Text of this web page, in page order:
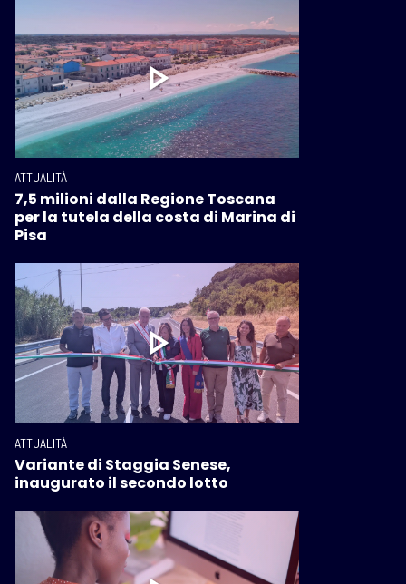
ATTUALITÀ
7,5 milioni dalla Regione Toscana
per la tutela della costa di Marina di
Pisa
ATTUALITÀ
Variante di Staggia Senese,
inaugurato il secondo lotto